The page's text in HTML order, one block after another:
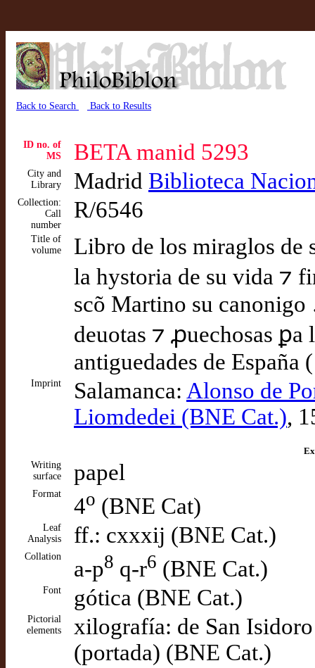
Back to Search Back to Results
ID no. of
MS
BETA manid 5293
City and
Library
Madrid Biblioteca
Collection:
Call
number
R/6546
Title of
volume
Libro de los miraglos
la hystoria de su vida ⁊
scõ Martino su
deuotas ⁊ ꝓuechosas ꝑa
antiguedades de España
Imprint Salamanca: Alonso de
Liomdedei (BNE Cat.),
Writing
surface
papel
Format 4o (BNE Cat)
Leaf
Analysis
ff.: cxxxij (BNE Cat.)
Collation a-p8 q-r6 (BNE Cat.)
Font gótica (BNE Cat.)
Pictorial
elements
xilografía: de San
(portada) (BNE Cat.)